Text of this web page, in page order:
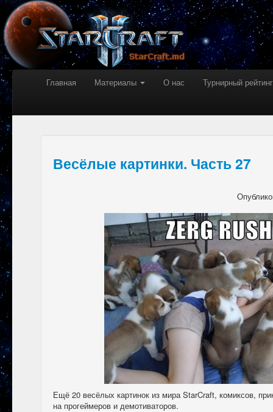
Главная Материалы О нас Турнирный рейтинг
Весёлые картинки. Часть 27
Ещё 20 весёлых картинок из мира StarCraft, комиксов,
на прогеймеров и демотиваторов.